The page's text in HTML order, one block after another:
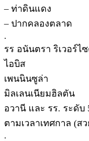
– ท่าดินแดง
– ปากคลองตลาด
.
รร อนันตรา ริเวอร์ไ
ไอบิส
เพนนินซูล่า
มิลเลนเนียมฮิลตัน
อวานี และ รร. ระดั
ตามเวลาเทศกาล (ส
.